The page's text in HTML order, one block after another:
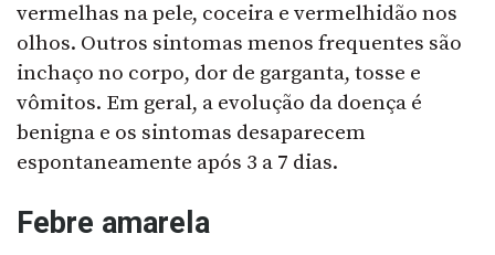
vermelhas na pele, coceira e vermelhidão nos
olhos. Outros sintomas menos frequentes são
inchaço no corpo, dor de garganta, tosse e
vômitos. Em geral, a evolução da doença é
benigna e os sintomas desaparecem
espontaneamente após 3 a 7 dias.
Febre amarela